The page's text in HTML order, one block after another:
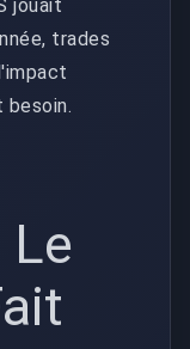
jouait
trades
besoin.
Le